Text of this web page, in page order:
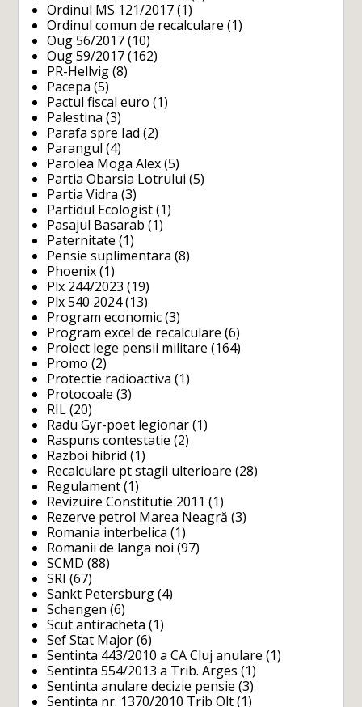
Ordinul MS 121/2017 (1)
Ordinul comun de recalculare (1)
Oug 56/2017 (10)
Oug 59/2017 (162)
PR-Hellvig (8)
Pacepa (5)
Pactul fiscal euro (1)
Palestina (3)
Parafa spre Iad (2)
Parangul (4)
Parolea Moga Alex (5)
Partia Obarsia Lotrului (5)
Partia Vidra (3)
Partidul Ecologist (1)
Pasajul Basarab (1)
Paternitate (1)
Pensie suplimentara (8)
Phoenix (1)
Plx 244/2023 (19)
Plx 540 2024(13)
Program economic (3)
Program excel de recalculare (6)
Proiect lege pensii militare (164)
Promo (2)
Protectie radioactiva (1)
Protocoale (3)
RIL (20)
Radu Gyr-poet legionar (1)
Raspuns contestatie (2)
Razboi hibrid (1)
Recalculare pt stagii ulterioare (28)
Regulament (1)
Revizuire Constitutie 2011 (1)
Rezerve petrol Marea Neagră (3)
Romania interbelica (1)
Romanii de langa noi (97)
SCMD (88)
SRI (67)
Sankt Petersburg (4)
Schengen (6)
Scut antiracheta (1)
Sef Stat Major (6)
Sentinta 443/2010 a CA Cluj anulare (1)
Sentinta 554/2013 a Trib. Arges (1)
Sentinta anulare decizie pensie (3)
Sentinta nr. 1370/2010 Trib Olt (1)